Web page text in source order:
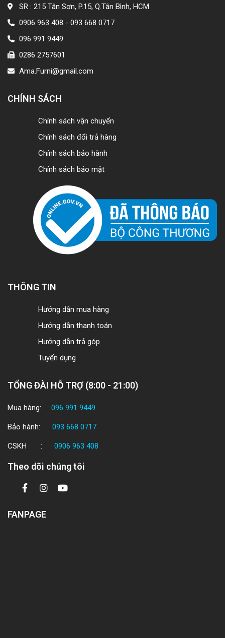
SR : 215 Tân Sơn, P.15, Q.Tân Bình, HCM
0906 963 408 - 093 668 0717
096 991 9449
0286 2757601
Ama.Furni@gmail.com
CHÍNH SÁCH
Chính sách vận chuyển
Chính sách đổi trả hàng
Chính sách bảo hành
Chính sách bảo mật
THÔNG TIN
Hướng dẫn mua hàng
Hướng dẫn thanh toán
Hướng dẫn trả góp
Tuyển dụng
TỔNG ĐÀI HỖ TRỢ (8:00 - 21:00)
Mua hàng: 096 991 9449
Bảo hành: 093 668 0717
CSKH : 0906 963 408
Theo dõi chúng tôi
FANPAGE